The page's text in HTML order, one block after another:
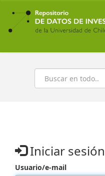
Ir
contenido
principal
Buscar
Iniciar sesión
Usuario/e-mail